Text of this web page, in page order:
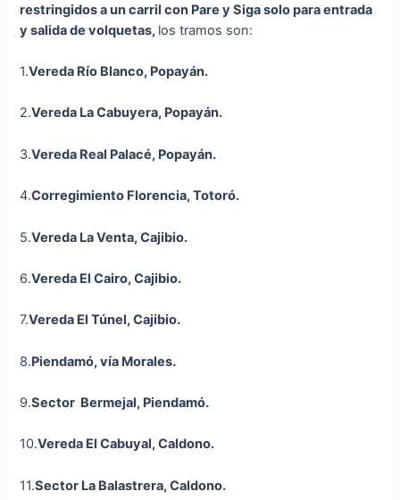
restringidos a un carril con Pare y Siga solo para entrada
y salida de volquetas, los tramos son:
1.Vereda Río Blanco, Popayán.
2.Vereda La Cabuyera, Popayán.
3.Vereda Real Palacé, Popayán.
4.Corregimiento Florencia, Totoró.
5.Vereda La Venta,Cajibio.
6.Vereda El Cairo,Cajibio.
7.Vereda El Túnel,Cajibio.
8.Piendamó, vía Morales.
9.Sector Bermejal, Piendamó.
10.Vereda El Cabuyal, Caldono.
11.Sector La Balastrera, Caldono.